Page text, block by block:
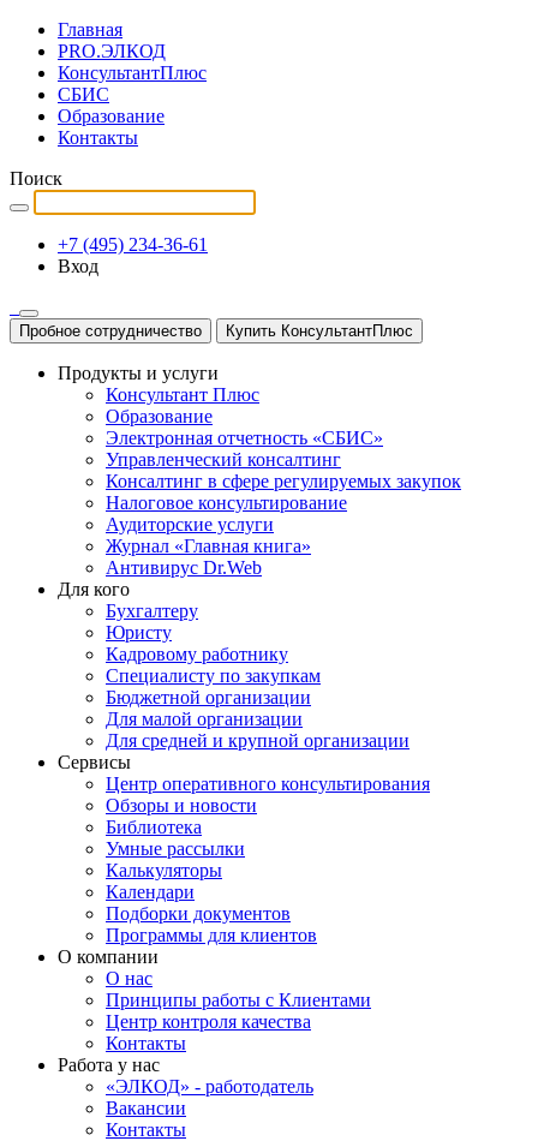
Главная
PRO.ЭЛКОД
КонсультантПлюс
СБИС
Образование
Контакты
Поиск
+7 (495) 234-36-61
Вход
Пробное сотрудничество Купить КонсультантПлюс
Продукты и услуги
Консультант Плюс
Образование
Электронная отчетность «СБИС»
Управленческий консалтинг
Консалтинг в сфере регулируемых закупок
Налоговое консультирование
Аудиторские услуги
Журнал «Главная книга»
Антивирус Dr.Web
Для кого
Бухгалтеру
Юристу
Кадровому работнику
Специалисту по закупкам
Бюджетной организации
Для малой организации
Для средней и крупной организации
Сервисы
Центр оперативного консультирования
Обзоры и новости
Библиотека
Умные рассылки
Калькуляторы
Календари
Подборки документов
Программы для клиентов
О компании
О нас
Принципы работы с Клиентами
Центр контроля качества
Контакты
Работа у нас
«ЭЛКОД» - работодатель
Вакансии
Контакты